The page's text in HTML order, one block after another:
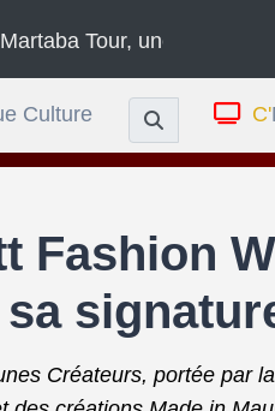
une série de concerts à
Culture C'
Fashion
Créateurs, portée par